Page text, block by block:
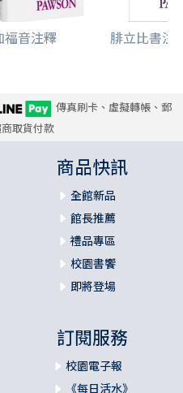
福音注釋 腓立比書注
傳真刷卡、虛擬轉帳、郵
取貨付款
商品快訊
全館新品
館長推薦
禮品專區
校園書饗
即將登場
訂閱服務
校園電子報
《每日活水》